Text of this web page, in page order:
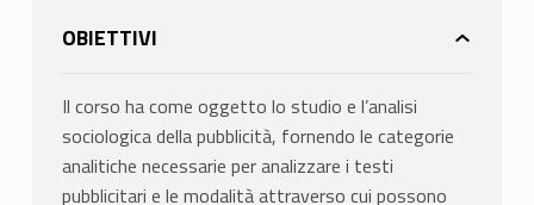
OBIETTIVI
Il corso ha come oggetto lo studio e l’analisi
sociologica della pubblicità, fornendo le categorie
analitiche necessarie per analizzare i testi
pubblicitari e le modalità attraverso cui possono